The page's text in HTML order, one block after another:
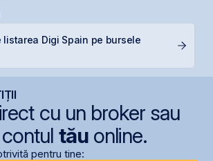
listarea Digi Spain pe bursele
cu un broker sau
tăuonline.
pentru tine: